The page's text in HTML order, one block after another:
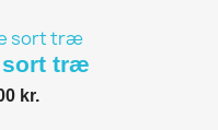
sort træ
kr.